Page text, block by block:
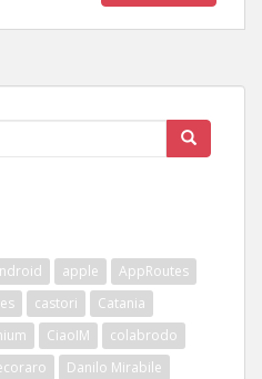
apple
AppRoutes
castori
Catania
CiaoIM
colabrodo
Danilo Mirabile